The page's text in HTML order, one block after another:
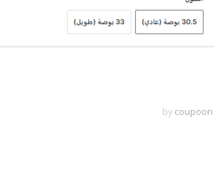
coupoon